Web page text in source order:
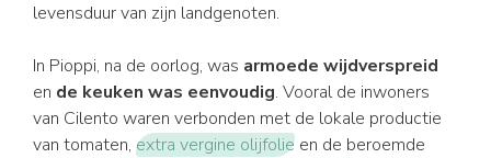
levensduur van zijn landgenoten.
In Pioppi, na de oorlog, was armoede wijdverspreid
en de keuken was eenvoudig. Vooral de inwoners
van Cilento waren verbonden met de lokale productie
van tomaten, extra vergine olijfolie en de beroemde